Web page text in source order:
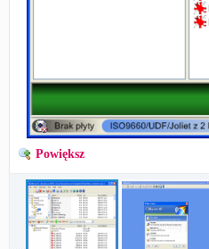
Powiększ